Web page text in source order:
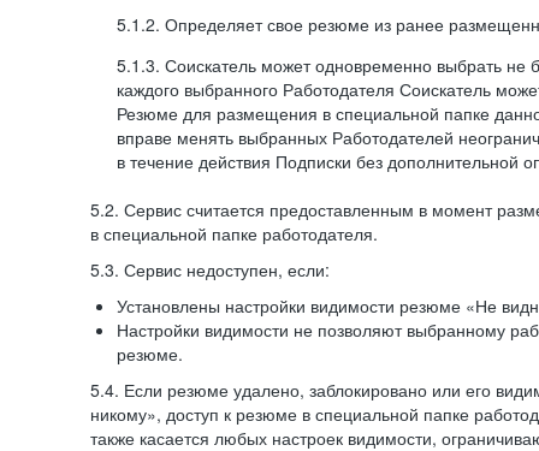
5.1.2. Определяет свое резюме из ранее
5.1.3. Соискатель может одновременно выбрать не
каждого выбранного Работодателя Соискатель
Резюме для размещения в специальной папке
вправе менять выбранных Работодателей
в течение действия Подписки без дополнительной
5.2. Сервис считается предоставленным в момент
в специальной папке работодателя.
5.3. Сервис недоступен, если:
Установлены настройки видимости резюме «Не
Настройки видимости не позволяют выбранному
резюме.
5.4. Если резюме удалено, заблокировано или его
никому», доступ к резюме в специальной папке
также касается любых настроек видимости,